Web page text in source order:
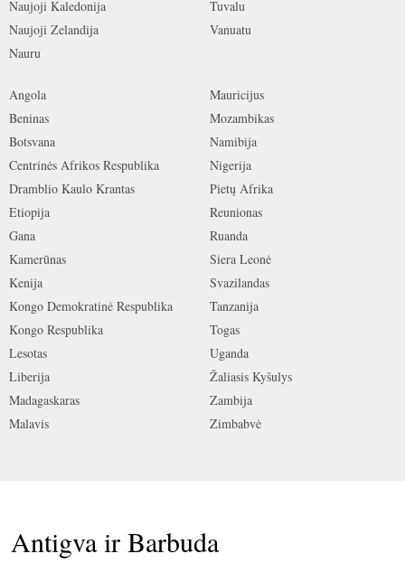
Naujoji Kaledonija
Naujoji Zelandija
Nauru
Tuvalu
Vanuatu
Angola
Beninas
Botsvana
Centrinės Afrikos Respublika
Dramblio Kaulo Krantas
Etiopija
Gana
Kamerūnas
Kenija
Kongo Demokratinė Respublika
Kongo Respublika
Lesotas
Liberija
Madagaskaras
Malavis
Mauricijus
Mozambikas
Namibija
Nigerija
Pietų Afrika
Reunionas
Ruanda
Siera Leonė
Svazilandas
Tanzanija
Togas
Uganda
Žaliasis Kyšulys
Zambija
Zimbabvė
Antigva ir Barbuda